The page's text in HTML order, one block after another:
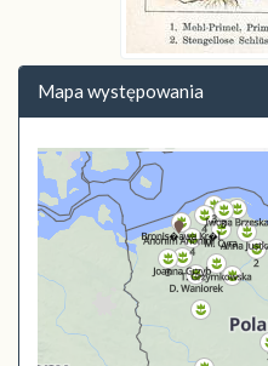
Mapa występowania